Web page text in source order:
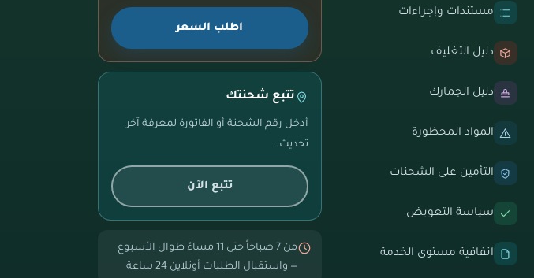
مستندات وإجراءات
دليل التغليف
دليل الجمارك
المواد المحظورة
التأمين على الشحنات
سياسة التعويض
اتفاقية مستوى الخدمة
اطلب السعر
تتبع شحنتك
أدخل رقم الشحنة أو الفاتورة لمعرفة آخر
تحديث.
تتبع الآن
من 7 صباحاً حتى 11 مساءً طوال الأسبوع
— واستقبال الطلبات أونلاين 24 ساعة